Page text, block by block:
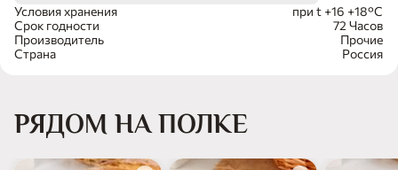
Условия хранения
при t +16 +18°С
Срок годности
72 Часов
Производитель
Прочие
Страна
Россия
РЯДОМ НА ПОЛКЕ